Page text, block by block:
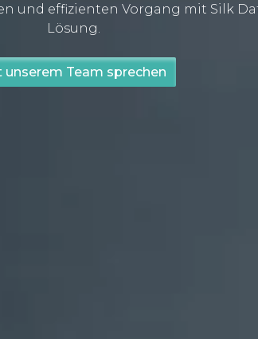
und effizienten Vorgang mit Silk
Lösung.
unserem Team sprechen